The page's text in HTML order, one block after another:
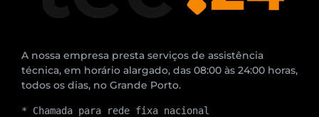
A nossa empresa presta serviços de assistência
técnica, em horário alargado, das 08:00 às 24:00 horas,
todos os dias, no Grande Porto.
* Chamada para rede fixa nacional